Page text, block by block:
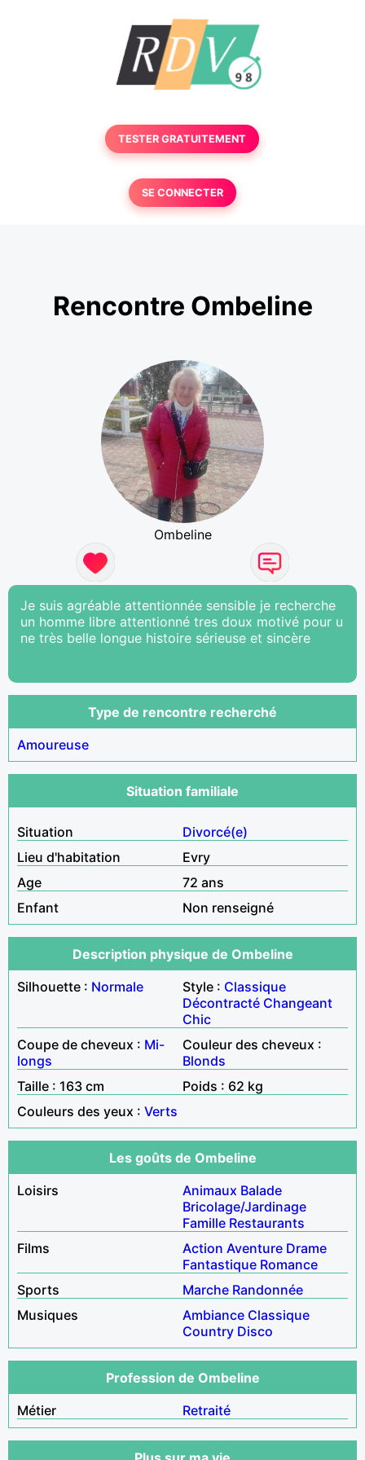
TESTER GRATUITEMENT
SE CONNECTER
Rencontre Ombeline
Ombeline
Je suis agréable attentionnée sensible je recherche
un homme libre attentionné tres doux motivé pour u
ne très belle longue histoire sérieuse et sincère
Type de rencontre recherché
Amoureuse
Situation familiale
Situation
Divorcé(e)
Lieu d'habitation
Evry
Age
72 ans
Enfant
Non renseigné
Description physique de Ombeline
Silhouette : Normale Style : Classique
Décontracté Changeant
Chic
Coupe de cheveux : Mi-
longs
Couleur des cheveux :
Blonds
Taille : 163 cm
Poids : 62 kg
Couleurs des yeux : Verts
Les goûts de Ombeline
Loisirs
Animaux Balade
Bricolage/Jardinage
Famille Restaurants
Films
Action Aventure Drame
Fantastique Romance
Sports
Marche Randonnée
Musiques
Ambiance Classique
Country Disco
Profession de Ombeline
Métier
Retraité